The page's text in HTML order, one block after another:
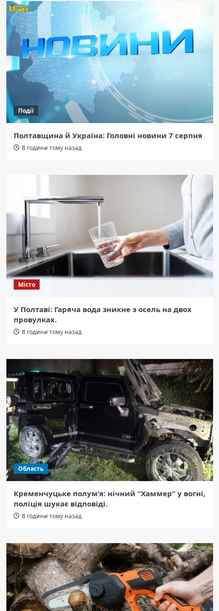
Події
Полтавщина й Україна: Головні новини 7 серпня
8 години тому назад
Місто
У Полтаві: Гаряча вода зникне з осель на двох
провулках.
8 години тому назад
Область
Кременчуцьке полум’я: нічний “Хаммер” у вогні,
поліція шукає відповіді.
8 години тому назад